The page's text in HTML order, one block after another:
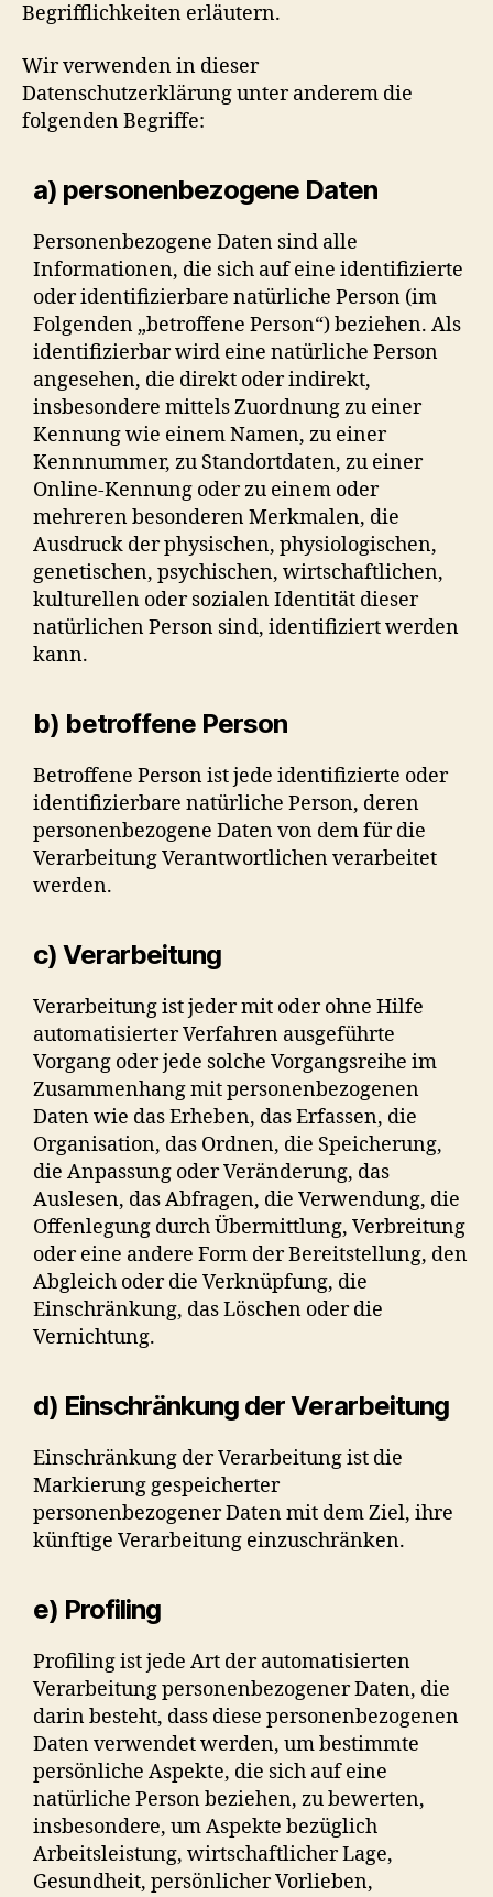
Begrifflichkeiten erläutern.
Wir verwenden in dieser
Datenschutzerklärung unter anderem die
folgenden Begriffe:
a) personenbezogene Daten
Personenbezogene Daten sind alle
Informationen, die sich auf eine identifizierte
oder identifizierbare natürliche Person (im
Folgenden „betroffene Person“) beziehen. Als
identifizierbar wird eine natürliche Person
angesehen, die direkt oder indirekt,
insbesondere mittels Zuordnung zu einer
Kennung wie einem Namen, zu einer
Kennnummer, zu Standortdaten, zu einer
Online-Kennung oder zu einem oder
mehreren besonderen Merkmalen, die
Ausdruck der physischen, physiologischen,
genetischen, psychischen, wirtschaftlichen,
kulturellen oder sozialen Identität dieser
natürlichen Person sind, identifiziert werden
kann.
b) betroffene Person
Betroffene Person ist jede identifizierte oder
identifizierbare natürliche Person, deren
personenbezogene Daten von dem für die
Verarbeitung Verantwortlichen verarbeitet
werden.
c) Verarbeitung
Verarbeitung ist jeder mit oder ohne Hilfe
automatisierter Verfahren ausgeführte
Vorgang oder jede solche Vorgangsreihe im
Zusammenhang mit personenbezogenen
Daten wie das Erheben, das Erfassen, die
Organisation, das Ordnen, die Speicherung,
die Anpassung oder Veränderung, das
Auslesen, das Abfragen, die Verwendung, die
Offenlegung durch Übermittlung, Verbreitung
oder eine andere Form der Bereitstellung, den
Abgleich oder die Verknüpfung, die
Einschränkung, das Löschen oder die
Vernichtung.
d) Einschränkung der Verarbeitung
Einschränkung der Verarbeitung ist die
Markierung gespeicherter
personenbezogener Daten mit dem Ziel, ihre
künftige Verarbeitung einzuschränken.
e) Profiling
Profiling ist jede Art der automatisierten
Verarbeitung personenbezogener Daten, die
darin besteht, dass diese personenbezogenen
Daten verwendet werden, um bestimmte
persönliche Aspekte, die sich auf eine
natürliche Person beziehen, zu bewerten,
insbesondere, um Aspekte bezüglich
Arbeitsleistung, wirtschaftlicher Lage,
Gesundheit, persönlicher Vorlieben,